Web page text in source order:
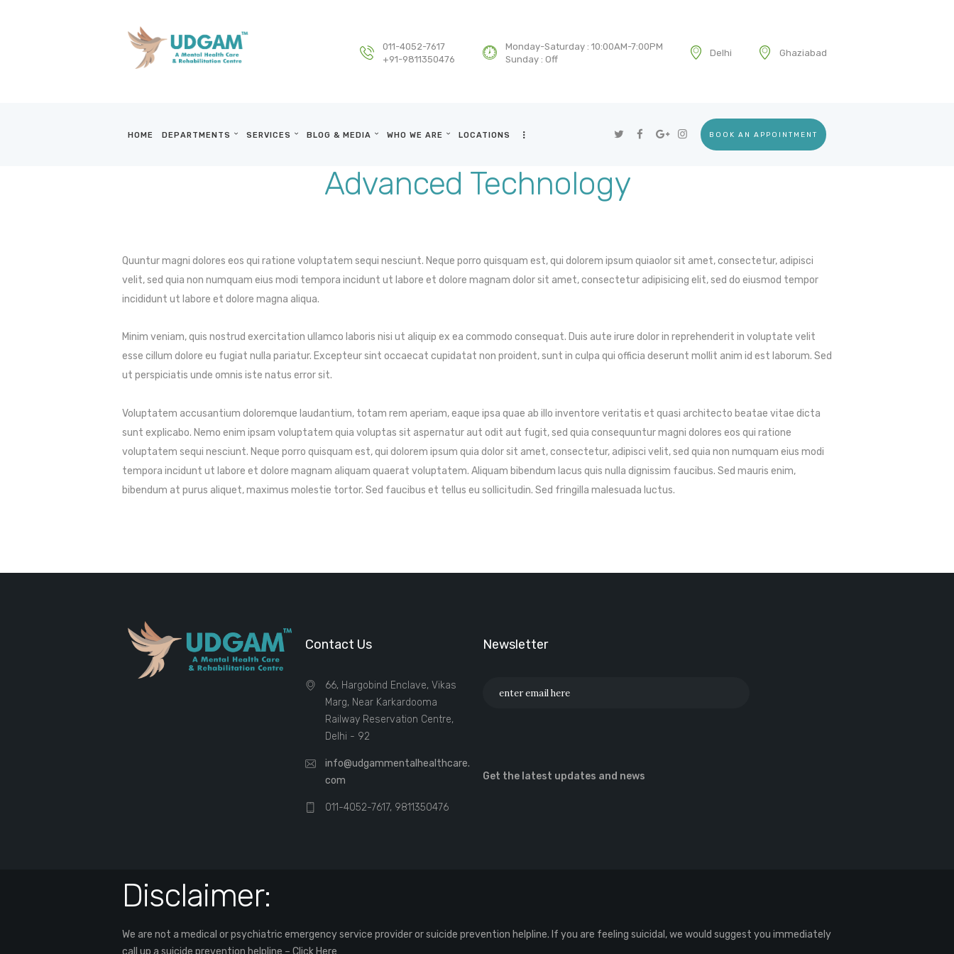
011-4052-7617
+91-9811350476
Monday-Saturday : 10:00AM-7:00PM
Sunday : Off
Delhi Ghaziabad
HOME DEPARTMENTS SERVICES BLOG & MEDIA WHO WE ARE LOCATIONS BOOK AN APPOINTMENT
Advanced Technology
DEPARTMENTS
LOCATIONS
Quuntur magni dolores eos qui ratione voluptatem sequi nesciunt. Neque porro quisquam est, qui dolorem ipsum quiaolor sit amet, consectetur, adipisci
velit, sed quia non numquam eius modi tempora incidunt ut labore et dolore magnam dolor sit amet, consectetur adipisicing elit, sed do eiusmod tempor
incididunt ut labore et dolore magna aliqua.
Minim veniam, quis nostrud exercitation ullamco laboris nisi ut aliquip ex ea commodo consequat. Duis aute irure dolor in reprehenderit in voluptate velit
esse cillum dolore eu fugiat nulla pariatur. Excepteur sint occaecat cupidatat non proident, sunt in culpa qui officia deserunt mollit anim id est laborum. Sed
ut perspiciatis unde omnis iste natus error sit.
Voluptatem accusantium doloremque laudantium, totam rem aperiam, eaque ipsa quae ab illo inventore veritatis et quasi architecto beatae vitae dicta
sunt explicabo. Nemo enim ipsam voluptatem quia voluptas sit aspernatur aut odit aut fugit, sed quia consequuntur magni dolores eos qui ratione
voluptatem sequi nesciunt. Neque porro quisquam est, qui dolorem ipsum quia dolor sit amet, consectetur, adipisci velit, sed quia non numquam eius modi
tempora incidunt ut labore et dolore magnam aliquam quaerat voluptatem. Aliquam bibendum lacus quis nulla dignissim faucibus. Sed mauris enim,
bibendum at purus aliquet, maximus molestie tortor. Sed faucibus et tellus eu sollicitudin. Sed fringilla malesuada luctus.
Contact Us
66, Hargobind Enclave, Vikas
Marg, Near Karkardooma
Railway Reservation Centre,
Delhi - 92
info@udgammentalhealthcare.
com
011-4052-7617, 9811350476
Newsletter
Get the latest updates and news
Disclaimer:
We are not a medical or psychiatric emergency service provider or suicide prevention helpline. If you are feeling suicidal, we would suggest you immediately
call up a suicide prevention helpline – Click Here